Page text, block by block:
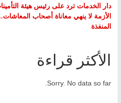
دار الخدمات ترد على رئيس هيئة
الأزمة لا ينهي معاناة أصحاب
المنفذة
الأكثر قراءة
Sorry. No data so far.